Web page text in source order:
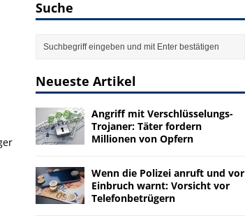
Suche
Neueste Artikel
Angriff mit Verschlüsselungs-
Trojaner: Täter fordern
Millionen von Opfern
Wenn die Polizei anruft und vor
Einbruch warnt: Vorsicht vor
Telefonbetrügern